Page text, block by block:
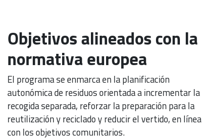
Objetivos alineados con la
normativa europea
El programa se enmarca en la planificación
autonómica de residuos orientada a incrementar la
recogida separada, reforzar la preparación para la
reutilización y reciclado y reducir el vertido, en línea
con los objetivos comunitarios.